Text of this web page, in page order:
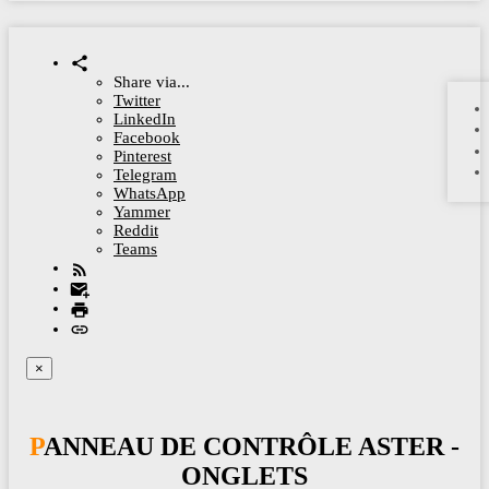
Share via...
Twitter
LinkedIn
Facebook
Pinterest
Telegram
WhatsApp
Yammer
Reddit
Teams
×
PANNEAU DE CONTRÔLE ASTER -
ONGLETS